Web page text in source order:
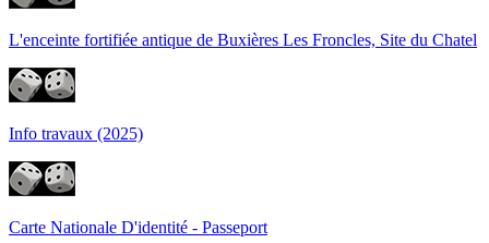
L'enceinte fortifiée antique de Buxières Les Froncles, Site du Chatel
Info travaux (2025)
Carte Nationale D'identité - Passeport